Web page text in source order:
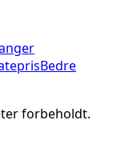
Bedre
forbeholdt.